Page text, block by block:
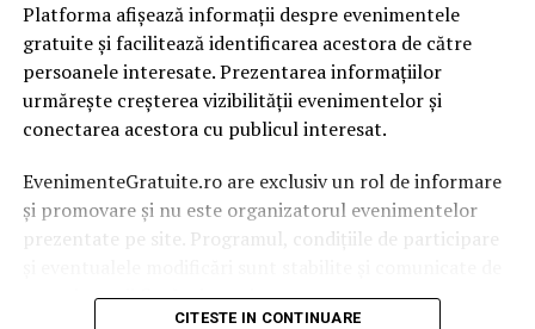
Platforma afișează informații despre evenimentele
gratuite și facilitează identificarea acestora de către
persoanele interesate. Prezentarea informațiilor
urmărește creșterea vizibilității evenimentelor și
conectarea acestora cu publicul interesat.
EvenimenteGratuite.ro are exclusiv un rol de informare
și promovare și nu este organizatorul evenimentelor
prezentate pe site. Programul, condițiile de participare
organizatorii fiecărui eveniment.
CITESTE IN CONTINUARE